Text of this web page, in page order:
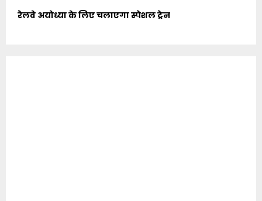
रेलवे अयोध्या के लिए चलाएगा स्पेशल ट्रेन